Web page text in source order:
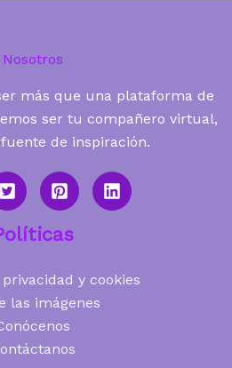
Nosotros
más que una plataforma de
ser tu compañero virtual,
de inspiración.
y cookies
las imágenes